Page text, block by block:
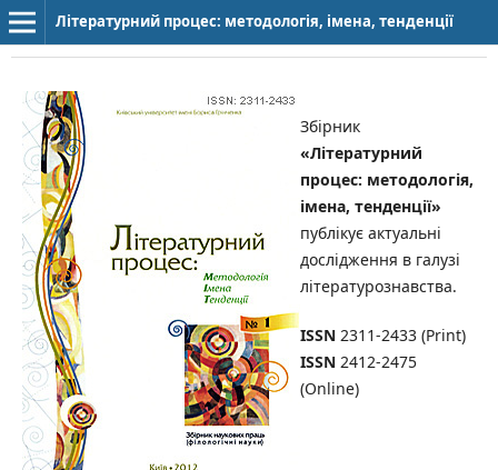
Літературний процес: методологія, імена, тенденції
Збірник
«Літературний
процес: методологія,
імена, тенденції»
публікує актуальні
дослідження в галузі
літературознавства.
ISSN 2311-2433 (Print)
ISSN 2412-2475
(Online)